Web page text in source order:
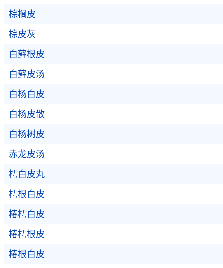
棕榈皮
棕皮灰
白藓根皮
白藓皮汤
白杨白皮
白杨皮散
白杨树皮
赤龙皮汤
樗白皮丸
樗根白皮
椿樗白皮
椿樗根皮
椿根白皮